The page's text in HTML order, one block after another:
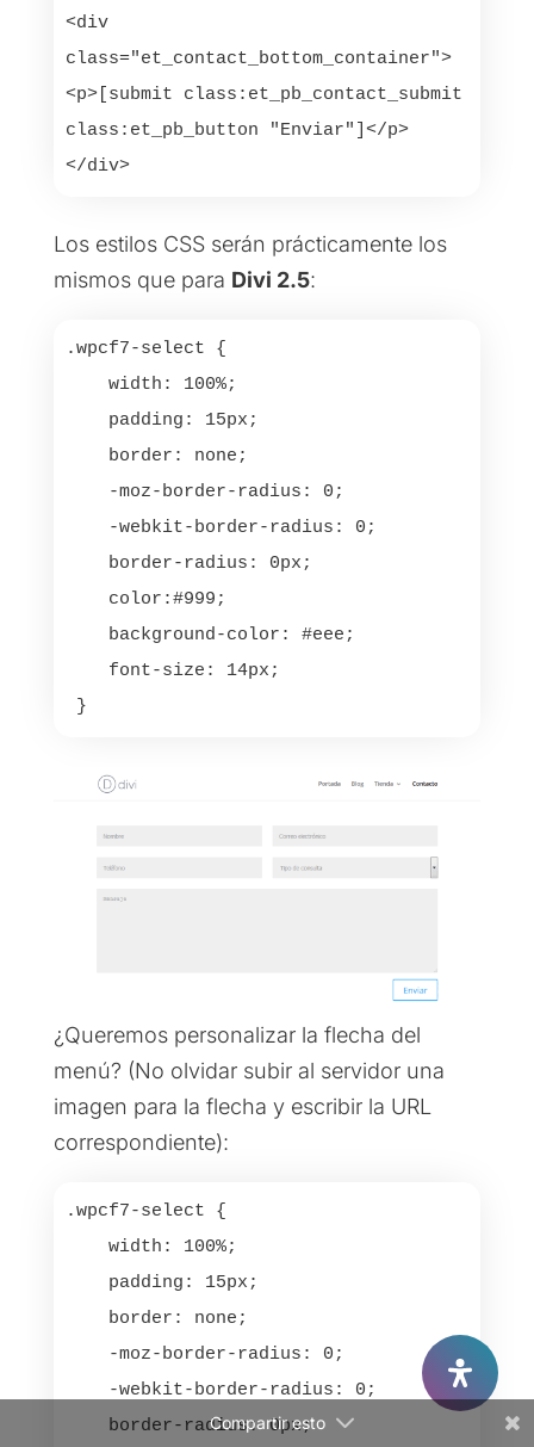
<div
class="et_contact_bottom_container">
<p>[submit class:et_pb_contact_submit
class:et_pb_button "Enviar"]</p>
</div>
Los estilos CSS serán prácticamente los
mismos que para Divi 2.5:
.wpcf7-select {
width: 100%;
padding: 15px;
border: none;
-moz-border-radius: 0;
-webkit-border-radius: 0;
border-radius: 0px;
color:#999;
background-color: #eee;
font-size: 14px;
}
¿Queremos personalizar la flecha del
menú? (No olvidar subir al servidor una
imagen para la flecha y escribir la URL
correspondiente):
.wpcf7-select {
width: 100%;
padding: 15px;
border: none;
-moz-border-radius: 0;
-webkit-border-radius: 0;
border-radius: 0px;
Compartir esto
Facebook
Twitter
Gmail
LinkedIn
Reddit